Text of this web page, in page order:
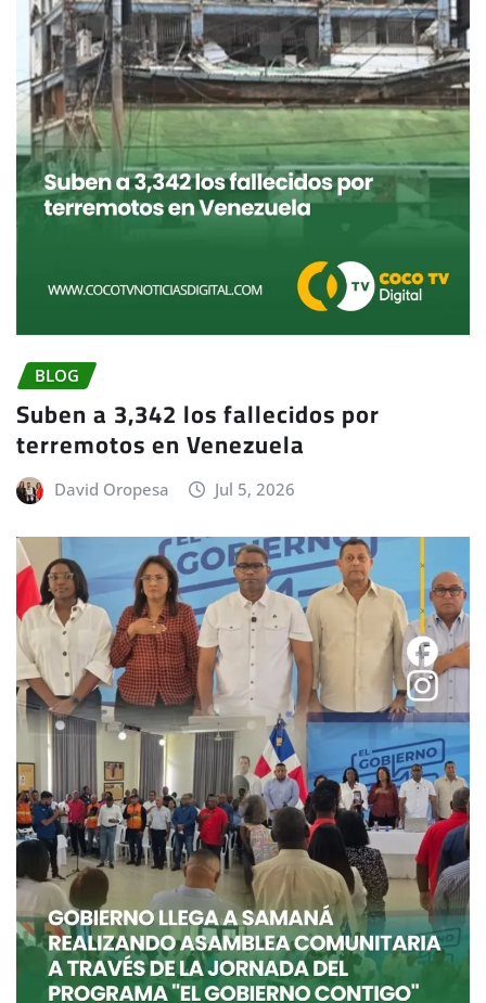
BLOG
Suben a 3,342 los fallecidos por
terremotos en Venezuela
David Oropesa Jul 5, 2026